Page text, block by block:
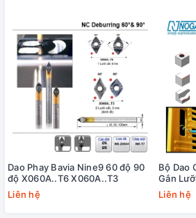
Dao Phay Bavia Nine9 60 độ 90
độ X060A..T6 X060A..T3
Liên hệ
Bộ Dao
Gắn
Liên hệ